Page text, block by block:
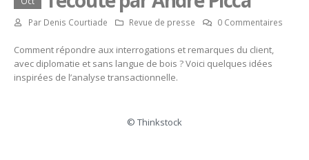
Par Denis Courtiade Revue de presse 0 Commentaires
Comment répondre aux interrogations et remarques du client,
avec diplomatie et sans langue de bois ? Voici quelques idées
inspirées de l’analyse transactionnelle.
© Thinkstock